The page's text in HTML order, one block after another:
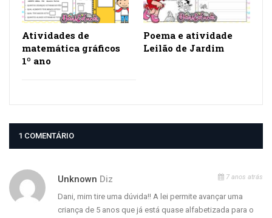
Atividades de
matemática gráficos
1º ano
Poema e atividade
Leilão de Jardim
1 COMENTÁRIO
Unknown Diz 7 anos atrás
Dani, mim tire uma dúvida!! A lei permite avançar uma
criança de 5 anos que já está quase alfabetizada para o